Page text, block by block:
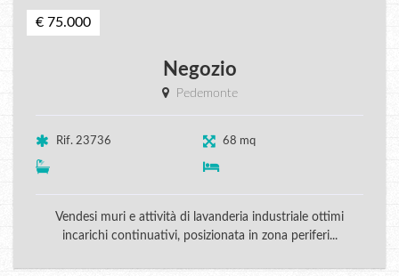
€ 75.000
Negozio
Pedemonte
Rif. 23736 68 mq
Vendesi muri e attività di lavanderia industriale ottimi
incarichi continuativi, posizionata in zona periferi...